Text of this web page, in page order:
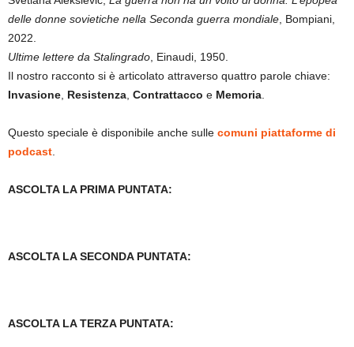
delle donne sovietiche nella Seconda guerra mondiale, Bompiani,
2022.
Ultime lettere da Stalingrado, Einaudi, 1950.
Il nostro racconto si è articolato attraverso quattro parole chiave:
Invasione, Resistenza, Contrattacco e Memoria.
Questo speciale è disponibile anche sulle comuni piattaforme di
podcast.
ASCOLTA LA PRIMA PUNTATA:
ASCOLTA LA SECONDA PUNTATA:
ASCOLTA LA TERZA PUNTATA: